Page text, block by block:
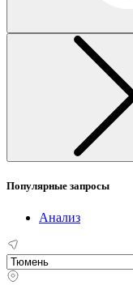
Популярные запросы
Анализ